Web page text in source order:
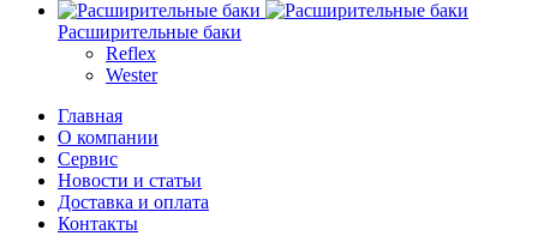
Расширительные баки
Reflex
Wester
Главная
О компании
Сервис
Новости и статьи
Доставка и оплата
Контакты